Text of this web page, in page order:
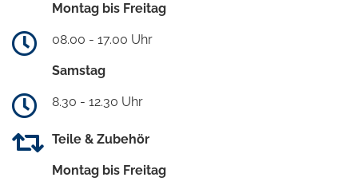
Montag bis Freitag
08.00 - 17.00 Uhr
Samstag
8.30 - 12.30 Uhr
Teile & Zubehör
Montag bis Freitag